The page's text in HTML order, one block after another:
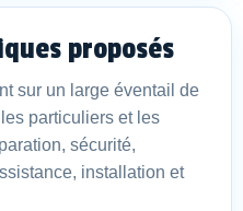
proposés
sur un large éventail de
particuliers et les
sécurité,
installation et